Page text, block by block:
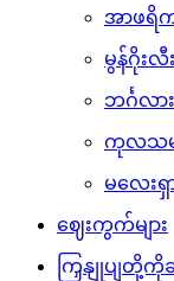
အာဖရိ
မွန်ဂိုးလီ
ဘင်္ဂလာ
ကုလသမ
မလေးရှ
ဈေးကွက်များ
ကြှနျုပျတို့ကို